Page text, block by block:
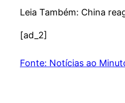
Leia Também: China
[ad_2]
Fonte: Notícias ao